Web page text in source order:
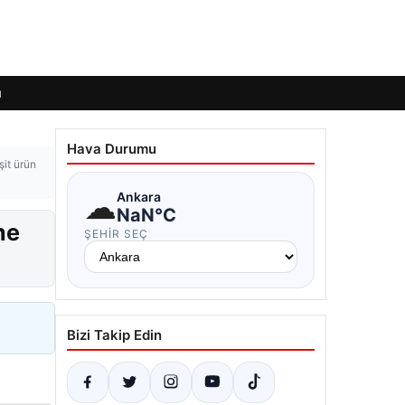
ürün
Hava Durumu
☁Ankara
NaN°C
ŞEHIR SEÇ
Bizi Takip Edin